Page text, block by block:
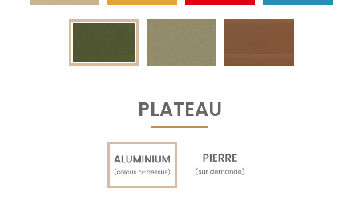
PLATEAU